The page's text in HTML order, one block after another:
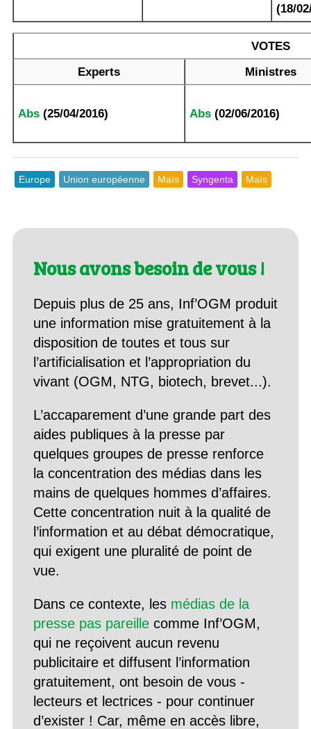
(18/
VOTES
Experts
Ministres
Abs(25/04/2016) Abs(02/06/2016)
Europe Union européenne Maïs Syngenta Maïs
Nous avons besoin de vous !
Depuis plus de 25 ans, Inf’OGM produit
une information mise gratuitement à la
disposition de toutes et tous sur
l’artificialisation et l’appropriation du
vivant (OGM, NTG, biotech, brevet...).
L’accaparement d’une grande part des
aides publiques à la presse par
quelques groupes de presse renforce
la concentration des médias dans les
mains de quelques hommes d’affaires.
Cette concentration nuit à la qualité de
l’information et au débat démocratique,
qui exigent une pluralité de point de
vue.
Dans ce contexte, les médias de la
presse pas pareillecomme Inf’OGM,
qui ne reçoivent aucun revenu
publicitaire et diffusent l’information
gratuitement, ont besoin de vous -
lecteurs et lectrices - pour continuer
d’exister ! Car, même en accès libre,